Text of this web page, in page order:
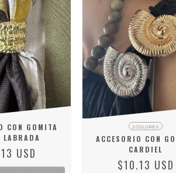
CON GOMITA
LABRADA
USD
2 COLORES
ACCESORIO CON
CARDIEL
$10.13 USD